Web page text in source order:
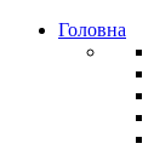
Головна